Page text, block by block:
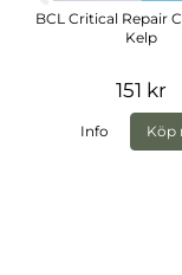
BCL Critical Repair
Kelp
151 kr
Info Köp